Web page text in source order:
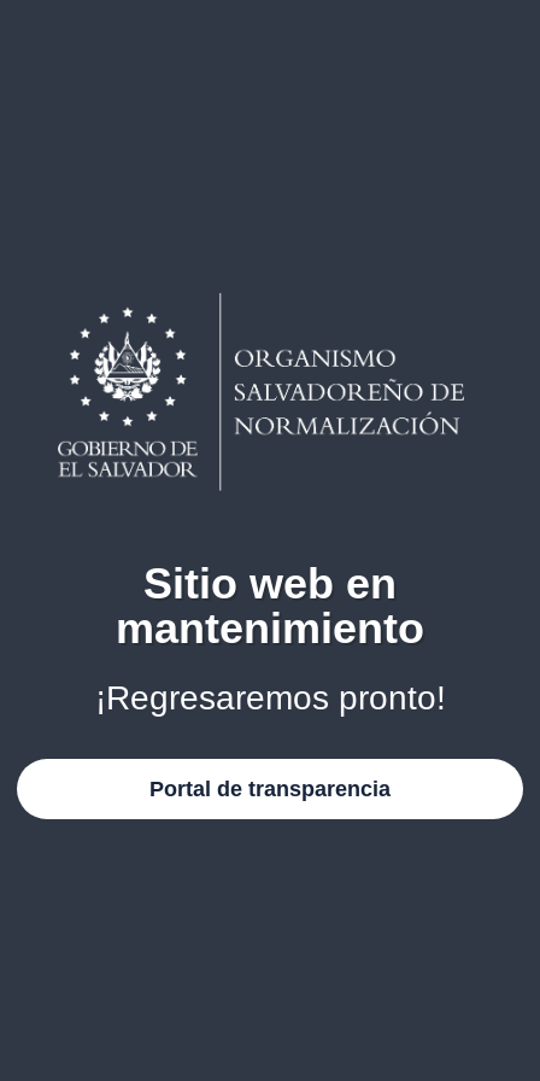
Sitio web en
mantenimiento
¡Regresaremos pronto!
Portal de transparencia